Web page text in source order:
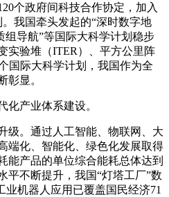
个政府间科技合作协定，加入
我国牵头发起的“深时数字地
组导航”等国际大科学计划稳步
实验堆（ITER）、平方公里阵
国际大科学计划，我国作为全
彰显。
产业体系建设。
。通过人工智能、物联网、大
端化、智能化、绿色化发展取得
能产品的单位综合能耗总体达到
平不断提升，我国“灯塔工厂”数
业机器人应用已覆盖国民经济71